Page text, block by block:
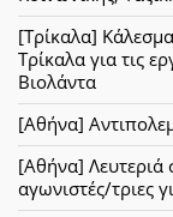
[Τρίκαλα]
Τρίκαλα για τις
Βιολάντα
[Αθήνα]
[Αθήνα] Λευτεριά
αγωνιστές/τριες